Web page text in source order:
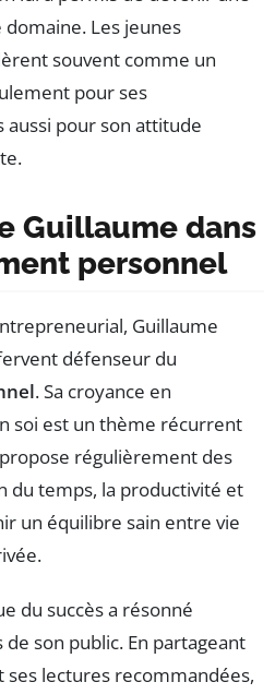
Les jeunes
souvent comme un
pour ses
aussi pour son attitude
Guillaume dans
personnel
Guillaume
défenseur du
. Sa croyance en
soi est un thème récurrent
régulièrement des
du temps, la productivité et
un équilibre sain entre vie
du succès a résonné
son public. En partageant
ses lectures recommandées,